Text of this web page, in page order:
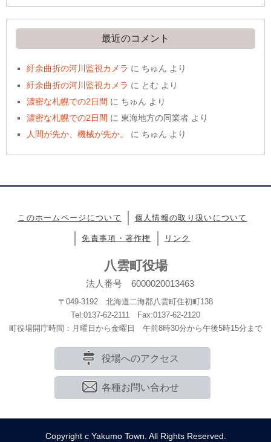
最近のコメント
紆余曲折の河川監視カメラ に ちゅん より
紆余曲折の河川監視カメラ に とむ より
濃密な札幌での2日間 に ちゅん より
濃密な札幌での2日間 に東海地方の同業者 より
人間が先か、機械が先か。
に ちゅん より
このホームページについて 個人情報の取り扱いについて
免責事項・著作権 リンク
八雲町役場
法人番号 6000020013463
〒049-3192 北海道二海郡八雲町住初町138
Tel:0137-62-2111 Fax:0137-62-2120
町役場開庁時間：月曜日から金曜日 午前8時30分から午後5時15分まで
役場へのアクセス
各種お問い合わせ
Copyright c Yakumo Town. All Rights Reserved.